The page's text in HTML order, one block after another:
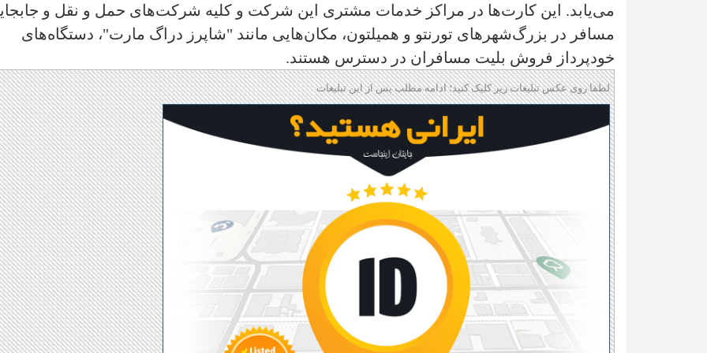
می‌یابد. این کارت‌ها در مراکز خدمات مشتری این شرکت و کلیه شرکت‌های حمل و نقل و
مسافر در بزرگ‌شهرهای تورنتو و همیلتون، مکان‌هایی مانند "شاپرز دراگ مارت"، دستگاه‌های
خودپرداز فروش بلیت مسافران در دسترس هستند.
لطفا روی عکس تبلیغات زیر کلیک کنید؛ ادامه مطلب پس از این تبلیغات